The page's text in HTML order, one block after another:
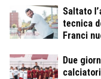
Saltato
tecnica
Franci
Due